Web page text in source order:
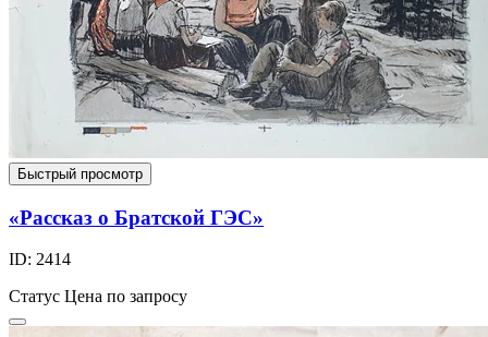
Быстрый просмотр
«Рассказ о Братской ГЭС»
ID: 2414
Статус Цена по запросу